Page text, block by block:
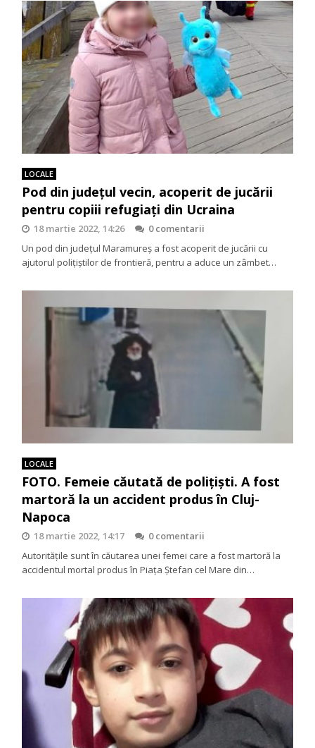
LOCALE
Pod din județul vecin, acoperit de jucării
pentru copiii refugiați din Ucraina
18 martie 2022, 14:26
0 comentarii
Un pod din județul Maramureș a fost acoperit de jucării cu
ajutorul polițiștilor de frontieră, pentru a aduce un zâmbet…
LOCALE
FOTO. Femeie căutată de polițiști. A fost
martoră la un accident produs în Cluj-
Napoca
18 martie 2022, 14:17
0 comentarii
Autoritățile sunt în căutarea unei femei care a fost martoră la
accidentul mortal produs în Piața Ștefan cel Mare din…